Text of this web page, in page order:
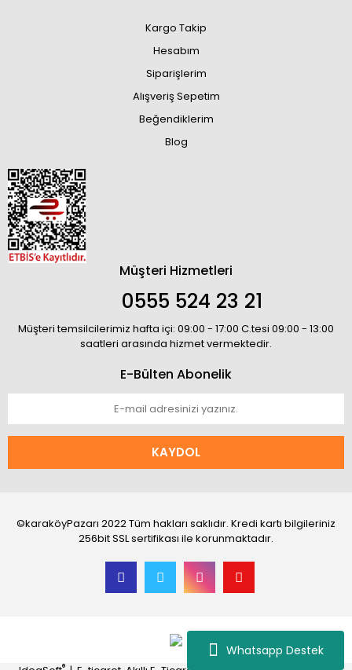
Whatsapp Destek
Kargo Takip
Hesabım
Siparişlerim
Alışveriş Sepetim
Beğendiklerim
Blog
Müşteri Hizmetleri
0555 524 23 21
Müşteri temsilcilerimiz hafta içi: 09:00 - 17:00 C.tesi 09:00 - 13:00
saatleri arasında hizmet vermektedir.
E-Bülten Abonelik
KAYDOL
©karaköyPazarı 2022 Tüm hakları saklıdır. Kredi kartı bilgileriniz
256bit SSL sertifikası ile korunmaktadır.
®